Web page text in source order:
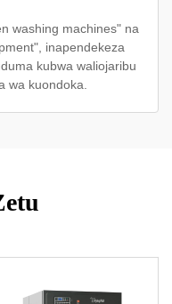
washing machines" na
inapendekeza
kubwa waliojaribu
wa kuondoka.